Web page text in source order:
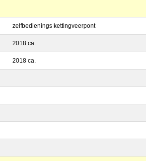
zelfbedienings kettingveerpont
2018 ca.
2018 ca.